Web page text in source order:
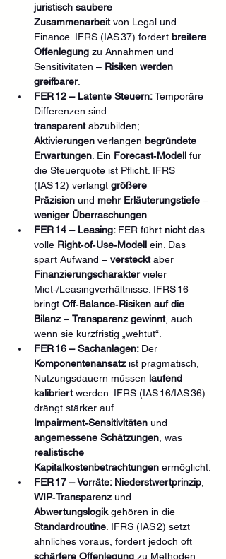
juristisch saubere
Zusammenarbeit von Legal und
Finance. IFRS (IAS 37) fordert breitere
Offenlegung zu Annahmen und
Sensitivitäten – Risiken werden
greifbarer.
FER 12 – Latente Steuern: Temporäre
Differenzen sind
transparent abzubilden;
Aktivierungen verlangen begründete
Erwartungen . Ein Forecast‑Modell für
die Steuerquote ist Pflicht. IFRS
(IAS 12) verlangt größere
Präzision und mehr Erläuterungstiefe –
weniger Überraschungen
FER 14 – Leasing: FER führt nicht das
volle Right‑of‑Use‑Modell ein. Das
spart Aufwand – versteckt aber
Finanzierungscharakter vieler
Miet‑/Leasingverhältnisse. IFRS 16
bringt Off‑Balance‑Risiken auf die
Bilanz – Transparenz gewinnt, auch
wenn sie kurzfristig „wehtut“.
FER 16 – Sachanlagen: Der
Komponentenansatz ist pragmatisch,
Nutzungsdauern müssen laufend
kalibriert werden. IFRS (IAS 16/IAS 36)
drängt stärker auf
Impairment‑Sensitivitäten und
angemessene Schätzungen , was
realistische
Kapitalkostenbetrachtungen ermöglicht.
FER 17 – Vorräte: Niederstwertprinzip
WIP‑Transparenz und
Abwertungslogik gehören in die
Standardroutine . IFRS (IAS 2) setzt
ähnliches voraus, fordert jedoch oft
schärfere Offenlegung zu Methoden